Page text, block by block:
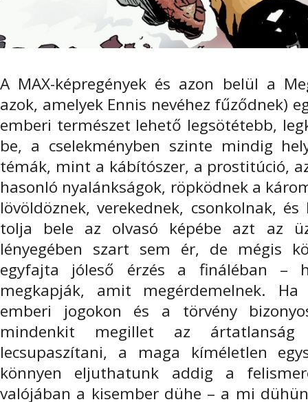
A MAX-képregények és azon belül a
azok, amelyek Ennis nevéhez fűződnek)
emberi természet lehető legsötétebb,
be, a cselekményben szinte mindig
témák, mint a kábítószer, a prostitúció,
hasonló nyalánkságok, röpködnek a
lövöldöznek, verekednek, csonkolnak,
tolja bele az olvasó képébe azt az
lényegében szart sem ér, de mégis
egyfajta jóleső érzés a fináléban –
megkapják, amit megérdemelnek.
emberi jogokon és a törvény
mindenkit megillet az ártatlanság
lecsupaszítani, a maga kíméletlen
könnyen eljuthatunk addig a
valójában a kisember dühe – a mi